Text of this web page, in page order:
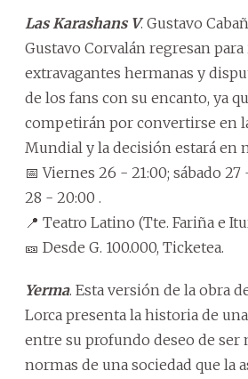
Las Karashans V. Gustavo
Gustavo Corvalán regresan
extravagantes hermanas y
de los fans con su encanto, ya
competirán por convertirse en
Mundial y la decisión estará en
📅 Viernes 26 - 21:00; sábado
28 - 20:00 .
📍 Teatro Latino (Tte. Fariña e
🎫 Desde G. 100.000, Ticketea.
Yerma. Esta versión de la obra
Lorca presenta la historia de
entre su profundo deseo de ser
normas de una sociedad que la